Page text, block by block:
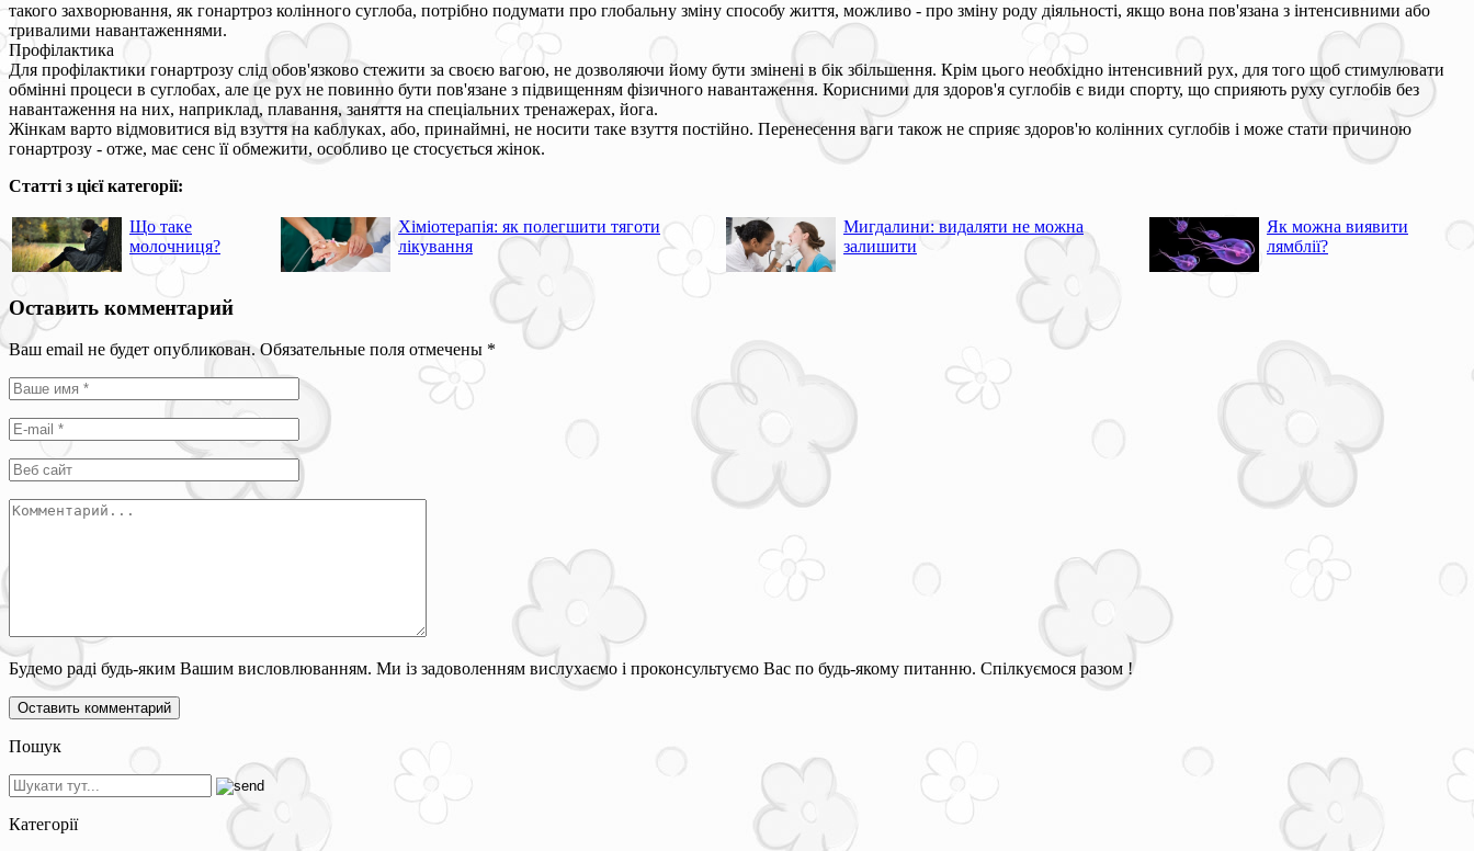
такого захворювання, як гонартроз колінного суглоба, потрібно подумати про глобальну зміну способу життя, можливо - про зміну роду діяльності, якщо вона пов'язана з інтенсивними або
тривалими навантаженнями.
Профілактика
Для профілактики гонартрозу слід обов'язково стежити за своєю вагою, не дозволяючи йому бути змінені в бік збільшення. Крім цього необхідно інтенсивний рух, для того щоб стимулювати
обмінні процеси в суглобах, але це рух не повинно бути пов'язане з підвищенням фізичного навантаження. Корисними для здоров'я суглобів є види спорту, що сприяють руху суглобів без
навантаження на них, наприклад, плавання, заняття на спеціальних тренажерах, йога.
Жінкам варто відмовитися від взуття на каблуках, або, принаймні, не носити таке взуття постійно. Перенесення ваги також не сприяє здоров'ю колінних суглобів і може стати причиною
гонартрозу - отже, має сенс її обмежити, особливо це стосується жінок.
Статті з цієї категорії:
Що таке
молочниця?
Хіміотерапія: як полегшити тяготи
лікування
Мигдалини: видаляти не можна
залишити
Як можна виявити
лямблії?
Оставить комментарий
Ваш email не будет опубликован. Обязательные поля отмечены *
Будемо раді будь-яким Вашим висловлюванням. Ми із задоволенням вислухаємо і проконсультуємо Вас по будь-якому питанню. Спілкуємося разом !
Пошук
Категорії